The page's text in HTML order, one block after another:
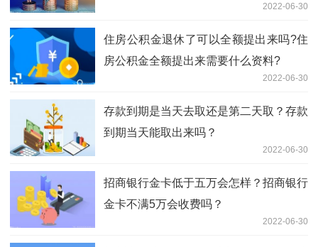
2022-06-30
住房公积金退休了可以全额提出来吗?住
房公积金全额提出来需要什么资料?
2022-06-30
存款到期是当天去取还是第二天取？存款
到期当天能取出来吗？
2022-06-30
招商银行金卡低于五万会怎样？招商银行
金卡不满5万会收费吗？
2022-06-30